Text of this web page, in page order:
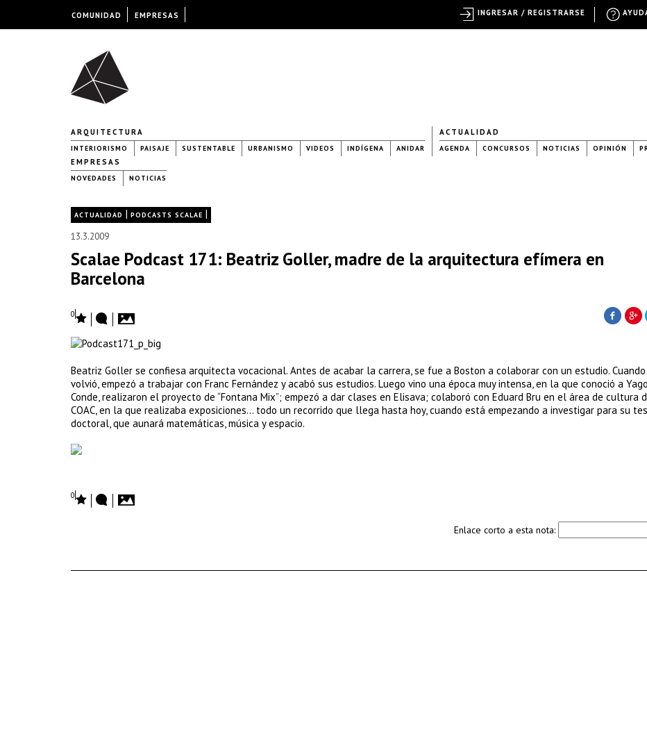
ARQUITECTURA
INTERIORISMO PAISAJE SUSTENTABLE URBANISMO VIDEOS INDÍGENA ANIDAR
ACTUALIDAD
AGENDA CONCURSOS NOTICIAS OPINIÓN
EMPRESAS
NOVEDADES NOTICIAS
ACTUALIDAD | PODCASTS SCALAE |
13.3.2009
Scalae Podcast 171: Beatriz Goller, madre de la arquitectura efímera en
Barcelona
0
Beatriz Goller se confiesa arquitecta vocacional. Antes de acabar la carrera, se fue a Boston a colaborar con un estudio. Cuando
volvió, empezó a trabajar con Franc Fernández y acabó sus estudios. Luego vino una época muy intensa, en la que conoció a Yago
Conde, realizaron el proyecto de “Fontana Mix”; empezó a dar clases en Elisava; colaboró con Eduard Bru en el área de cultura
COAC, en la que realizaba exposiciones… todo un recorrido que llega hasta hoy, cuando está empezando a investigar para su
doctoral, que aunará matemáticas, música y espacio.
0
Enlace corto a esta nota:
COMUNIDAD EMPRESAS INGRESAR / REGISTRARSE